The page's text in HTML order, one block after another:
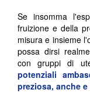
Se insomma
fruizione e della
misura e insieme
possa dirsi
con gruppi di
potenziali
preziosa, anche